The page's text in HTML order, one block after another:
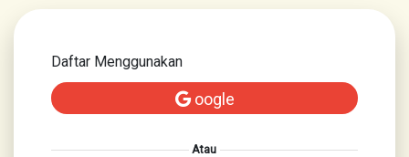
Daftar Menggunakan
oogle
Atau